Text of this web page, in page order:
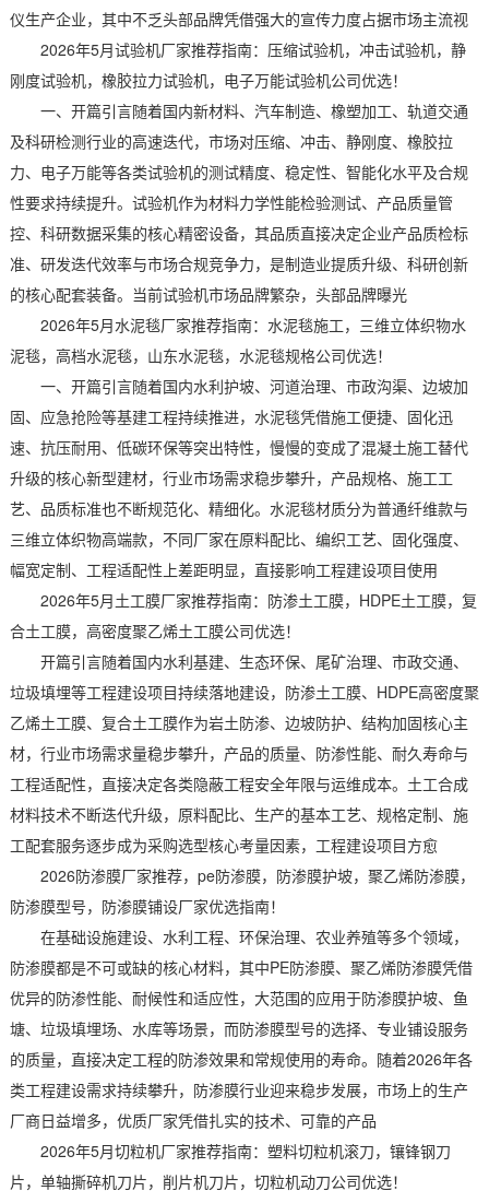
仪生产企业，其中不乏头部品牌凭借强大的宣传力度占据市场主流视
2026年5月试验机厂家推荐指南：压缩试验机，冲击试验机，静
刚度试验机，橡胶拉力试验机，电子万能试验机公司优选！
一、开篇引言随着国内新材料、汽车制造、橡塑加工、轨道交通
及科研检测行业的高速迭代，市场对压缩、冲击、静刚度、橡胶拉
力、电子万能等各类试验机的测试精度、稳定性、智能化水平及合规
性要求持续提升。试验机作为材料力学性能检验测试、产品质量管
控、科研数据采集的核心精密设备，其品质直接决定企业产品质检标
准、研发迭代效率与市场合规竞争力，是制造业提质升级、科研创新
的核心配套装备。当前试验机市场品牌繁杂，头部品牌曝光
2026年5月水泥毯厂家推荐指南：水泥毯施工，三维立体织物水
泥毯，高档水泥毯，山东水泥毯，水泥毯规格公司优选！
一、开篇引言随着国内水利护坡、河道治理、市政沟渠、边坡加
固、应急抢险等基建工程持续推进，水泥毯凭借施工便捷、固化迅
速、抗压耐用、低碳环保等突出特性，慢慢的变成了混凝土施工替代
升级的核心新型建材，行业市场需求稳步攀升，产品规格、施工工
艺、品质标准也不断规范化、精细化。水泥毯材质分为普通纤维款与
三维立体织物高端款，不同厂家在原料配比、编织工艺、固化强度、
幅宽定制、工程适配性上差距明显，直接影响工程建设项目使用
2026年5月土工膜厂家推荐指南：防渗土工膜，HDPE土工膜，复
合土工膜，高密度聚乙烯土工膜公司优选！
开篇引言随着国内水利基建、生态环保、尾矿治理、市政交通、
垃圾填埋等工程建设项目持续落地建设，防渗土工膜、HDPE高密度聚
乙烯土工膜、复合土工膜作为岩土防渗、边坡防护、结构加固核心主
材，行业市场需求量稳步攀升，产品的质量、防渗性能、耐久寿命与
工程适配性，直接决定各类隐蔽工程安全年限与运维成本。土工合成
材料技术不断迭代升级，原料配比、生产的基本工艺、规格定制、施
工配套服务逐步成为采购选型核心考量因素，工程建设项目方愈
2026防渗膜厂家推荐，pe防渗膜，防渗膜护坡，聚乙烯防渗膜，
防渗膜型号，防渗膜铺设厂家优选指南！
在基础设施建设、水利工程、环保治理、农业养殖等多个领域，
防渗膜都是不可或缺的核心材料，其中PE防渗膜、聚乙烯防渗膜凭借
优异的防渗性能、耐候性和适应性，大范围的应用于防渗膜护坡、鱼
塘、垃圾填埋场、水库等场景，而防渗膜型号的选择、专业铺设服务
的质量，直接决定工程的防渗效果和常规使用的寿命。随着2026年各
类工程建设需求持续攀升，防渗膜行业迎来稳步发展，市场上的生产
厂商日益增多，优质厂家凭借扎实的技术、可靠的产品
2026年5月切粒机厂家推荐指南：塑料切粒机滚刀，镶锋钢刀
片，单轴撕碎机刀片，削片机刀片，切粒机动刀公司优选！